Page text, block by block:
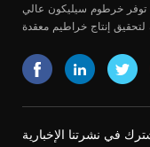
توفر خرطوم سيليكون عالي
لتحقيق إنتاج خراطيم معقدة